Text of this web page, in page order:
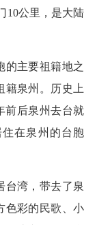
10公里，是大陆
主要祖籍地之
籍泉州。历史上
前后泉州去台就
在泉州的台胞
湾，带去了泉
色彩的民歌、小